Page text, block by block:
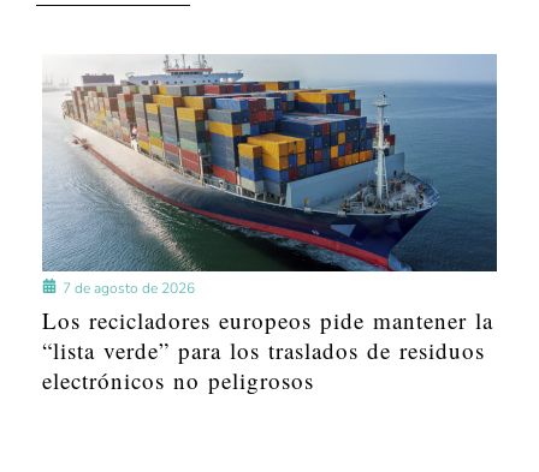
7 de agosto de 2026
Los recicladores europeos pide mantener la
“lista verde” para los traslados de residuos
electrónicos no peligrosos